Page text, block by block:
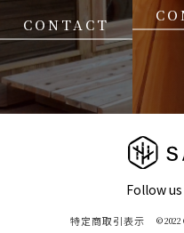
CONTACT
Follow us
特定商取引表示 © 2022